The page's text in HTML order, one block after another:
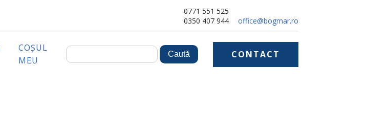
0771 551 525
0350 407 944
office@bogmar.ro
COȘUL
MEU
CONTACT